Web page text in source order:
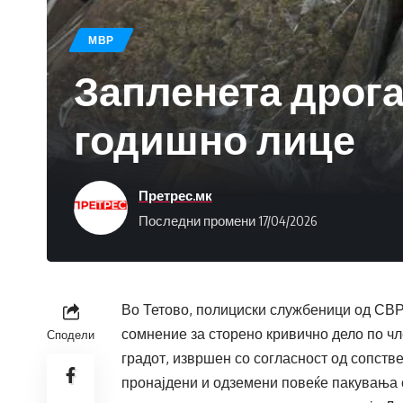
МВР
Запленета
годишно лице
Последни промени 17/04/2026
Претрес.мк
Сподели
Во Тетово, полициски службеници од
сомнение за сторено кривично дело по
градот, извршен со согласност од
пронајдени и одземени повеќе пакувања